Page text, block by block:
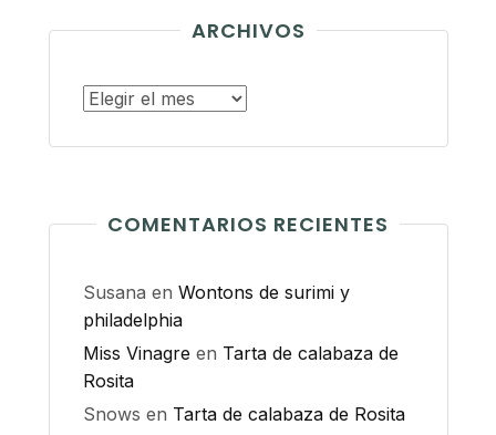
ARCHIVOS
Archivos
COMENTARIOS RECIENTES
Susana en Wontons de surimi y
philadelphia
Miss Vinagre en Tarta de calabaza de
Rosita
Snows en Tarta de calabaza de Rosita